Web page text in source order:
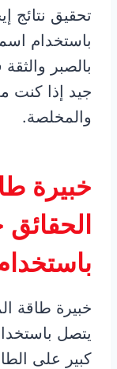
تحقيق نتائج
باستخدام
بالصبر
جيد إذا كنت
والمخلصة.
خبيرة
خبيرة طاقة
يتصل
كبير على